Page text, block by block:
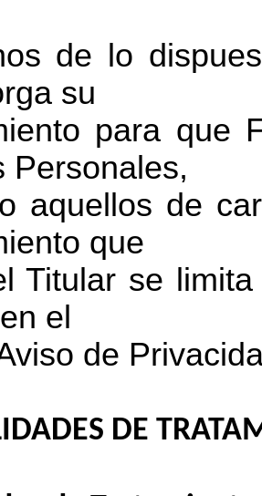
de lo
su
para que
Personales,
aquellos de
que
Titular se
el
de
DE